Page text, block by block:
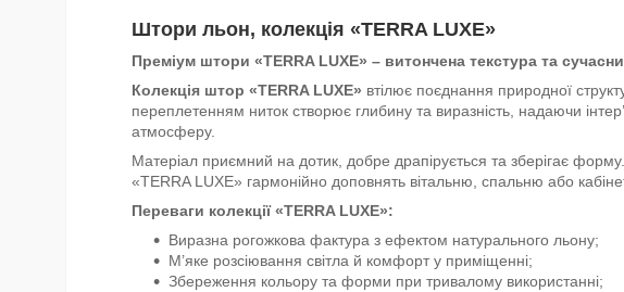
Штори льон, колекція «TERRA LUXE»
Преміум штори «TERRA LUXE» – витончена текстура та
Колекція штор «TERRA LUXE» втілює поєднання природної
переплетенням ниток створює глибину та виразність, надаючи
атмосферу.
Матеріал приємний на дотик, добре драпірується та зберігає
«TERRA LUXE» гармонійно доповнять вітальню, спальню або
Переваги колекції «TERRA LUXE»:
Виразна рогожкова фактура з ефектом натурального льону;
М’яке розсіювання світла й комфорт у приміщенні;
Збереження кольору та форми при тривалому використанні;